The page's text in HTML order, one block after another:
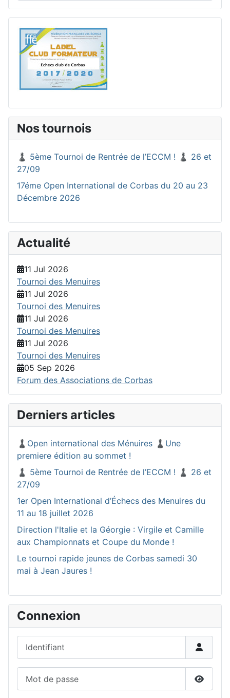
Nos tournois
♟️ 5ème Tournoi de Rentrée de l’ECCM ! ♟️ 26 et
27/09
17éme Open International de Corbas du 20 au 23
Décembre 2026
Actualité
11 Jul 2026
Tournoi des Menuires
11 Jul 2026
Tournoi des Menuires
11 Jul 2026
Tournoi des Menuires
11 Jul 2026
Tournoi des Menuires
05 Sep 2026
Forum des Associations de Corbas
Derniers articles
♟️Open international des Ménuires ♟️Une
premiere édition au sommet !
♟️ 5ème Tournoi de Rentrée de l’ECCM ! ♟️ 26 et
27/09
1er Open International d’Échecs des Menuires du
11 au 18 juillet 2026
Direction l'Italie et la Géorgie : Virgile et Camille
aux Championnats et Coupe du Monde !
Le tournoi rapide jeunes de Corbas samedi 30
mai à Jean Jaures !
Connexion